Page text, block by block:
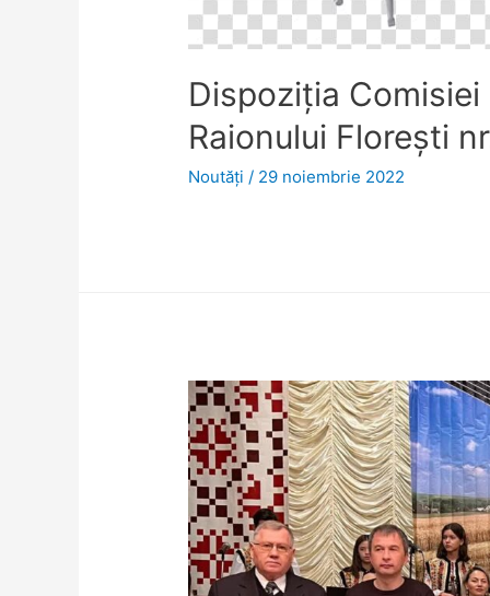
Dispoziţia
Raionului Florești
Noutăţi / 29 noiembrie 2022